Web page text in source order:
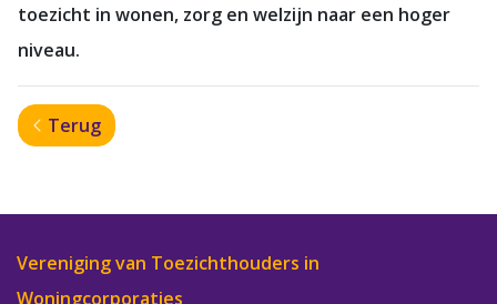
toezicht in wonen, zorg en welzijn naar een hoger
niveau.
Terug
Vereniging van Toezichthouders in
Woningcorporaties